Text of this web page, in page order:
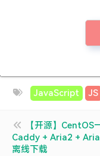
JavaScript JS
【开源】CentOS
Caddy + Aria2 +
离线下载